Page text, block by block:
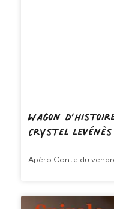
Wagon
Crystel
Apéro Conte du